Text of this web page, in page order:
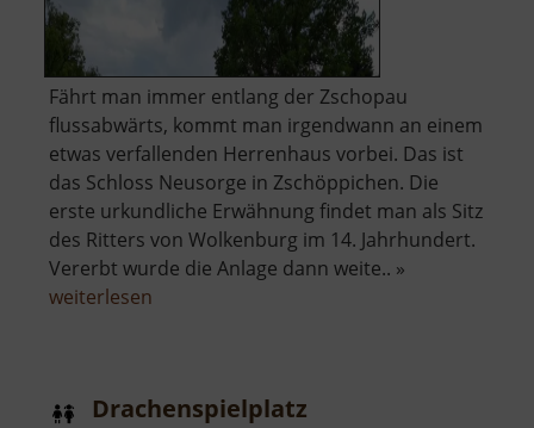
Fährt man immer entlang der Zschopau
flussabwärts, kommt man irgendwann an einem
etwas verfallenden Herrenhaus vorbei. Das ist
das Schloss Neusorge in Zschöppichen. Die
erste urkundliche Erwähnung findet man als Sitz
des Ritters von Wolkenburg im 14. Jahrhundert.
Vererbt wurde die Anlage dann weite.. »
weiterlesen
Drachenspielplatz